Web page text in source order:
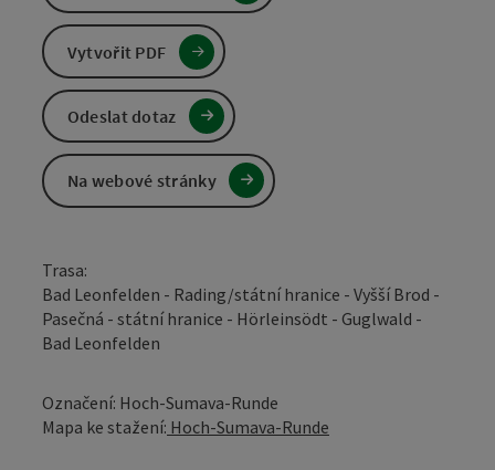
Trasa:
Bad Leonfelden - Rading/státní hranice - Vyšší Brod -
Pasečná - státní hranice - Hörleinsödt - Guglwald -
Bad Leonfelden
Označení: Hoch-Sumava-Runde
Mapa ke stažení: Hoch-Sumava-Runde
Vytvořit PDF
Odeslat dotaz
Na webové stránky